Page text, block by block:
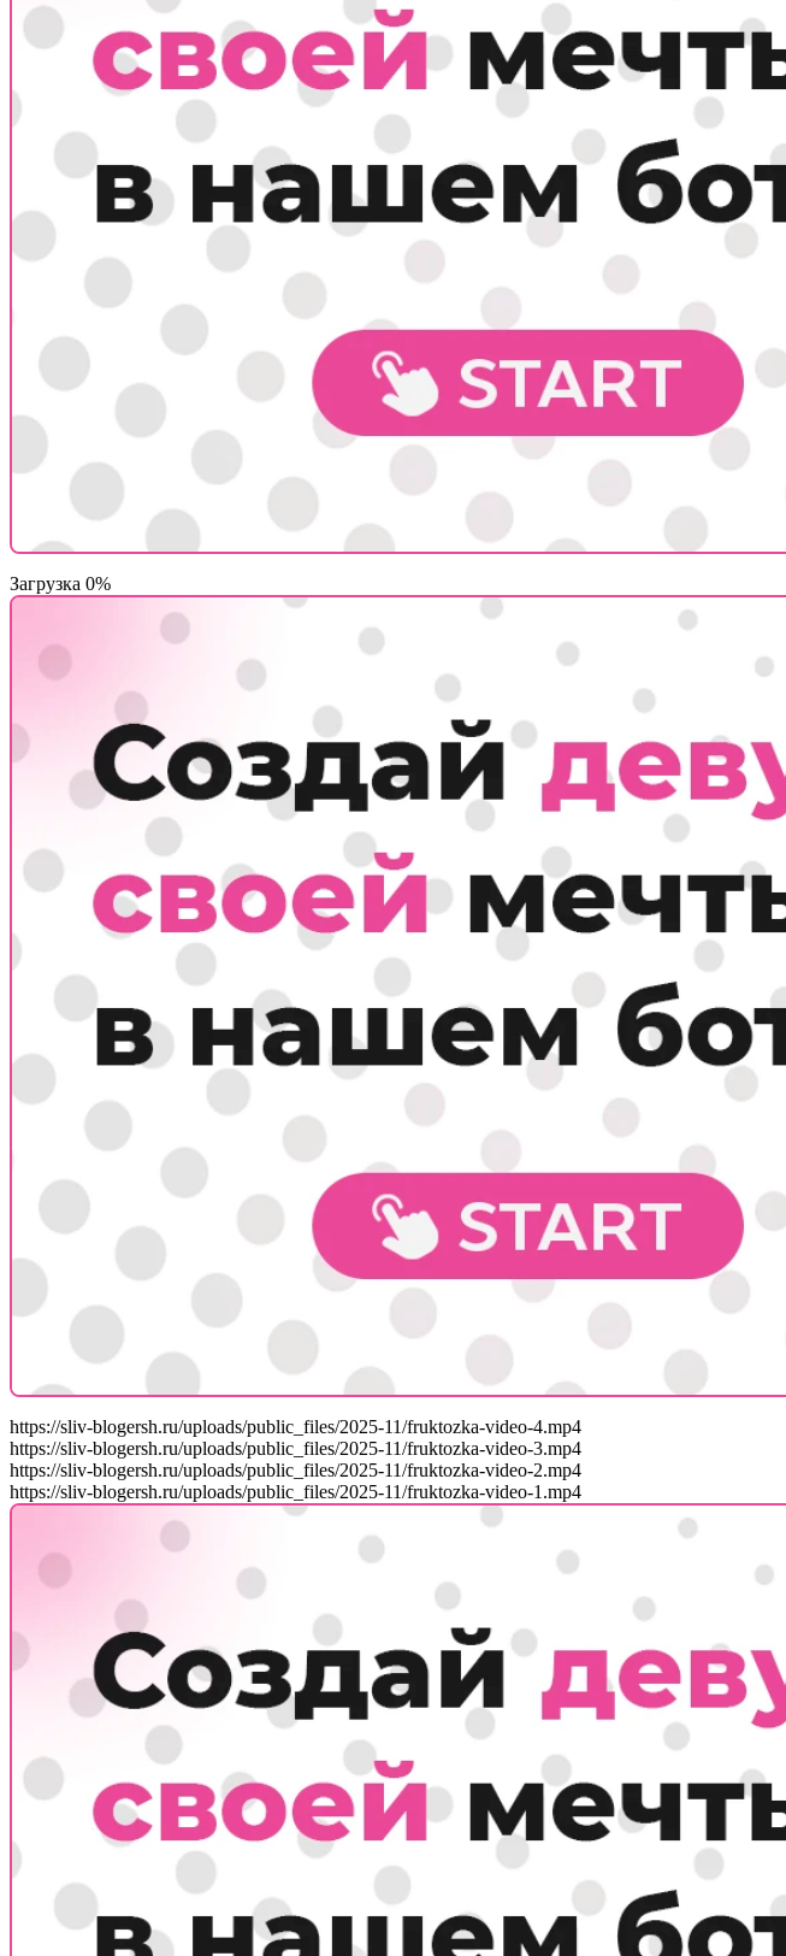
Загрузка 0%
https://sliv-blogersh.ru/uploads/public_files/2025-11/fruktozka-video-4.mp4
https://sliv-blogersh.ru/uploads/public_files/2025-11/fruktozka-video-3.mp4
https://sliv-blogersh.ru/uploads/public_files/2025-11/fruktozka-video-2.mp4
https://sliv-blogersh.ru/uploads/public_files/2025-11/fruktozka-video-1.mp4